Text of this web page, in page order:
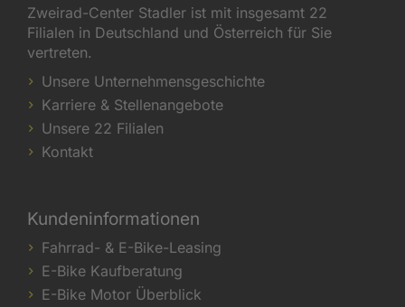
Zweirad-Center Stadler ist mit insgesamt 22
Filialen in Deutschland und Österreich für Sie
vertreten.
Unsere Unternehmensgeschichte
Karriere & Stellenangebote
Unsere 22 Filialen
Kontakt
Kundeninformationen
Fahrrad- & E-Bike-Leasing
E-Bike Kaufberatung
E-Bike Motor Überblick